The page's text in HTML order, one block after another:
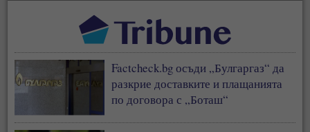
Factcheck.bg осъди „Булгаргаз“ да
разкрие доставките и плащанията
по договора с „Боташ“